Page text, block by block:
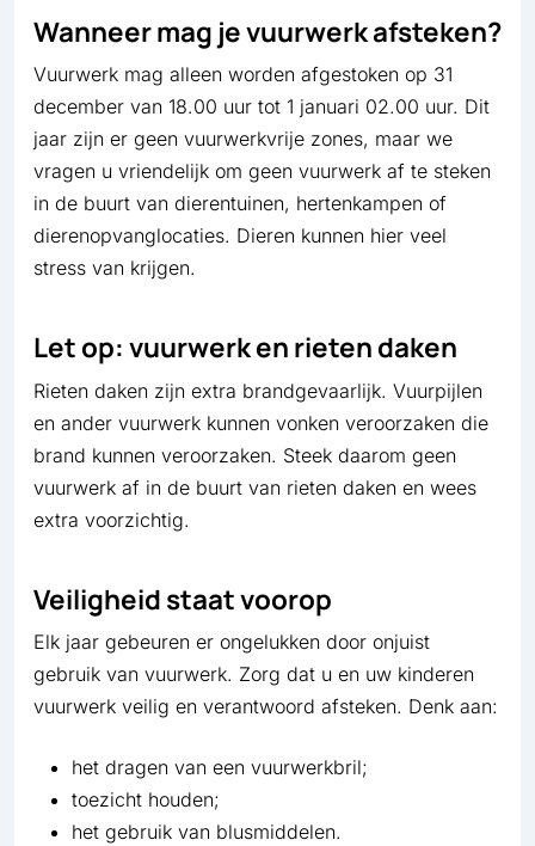
Wanneer mag je vuurwerk afsteken?
Vuurwerk mag alleen worden afgestoken op 31
december van 18.00 uur tot 1 januari 02.00 uur. Dit
jaar zijn er geen vuurwerkvrije zones, maar we
vragen u vriendelijk om geen vuurwerk af te steken
in de buurt van dierentuinen, hertenkampen of
dierenopvanglocaties. Dieren kunnen hier veel
stress van krijgen.
Let op: vuurwerk en rieten daken
Rieten daken zijn extra brandgevaarlijk. Vuurpijlen
en ander vuurwerk kunnen vonken veroorzaken die
brand kunnen veroorzaken. Steek daarom geen
vuurwerk af in de buurt van rieten daken en wees
extra voorzichtig.
Veiligheid staat voorop
Elk jaar gebeuren er ongelukken door onjuist
gebruik van vuurwerk. Zorg dat u en uw kinderen
vuurwerk veilig en verantwoord afsteken. Denk aan:
het dragen van een vuurwerkbril;
toezicht houden;
het gebruik van blusmiddelen.